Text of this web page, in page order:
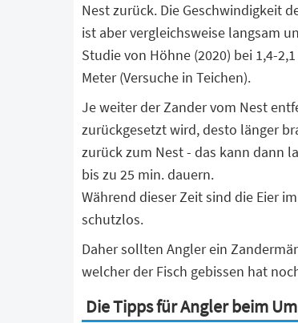
Nest zurück. Die Geschwindigkeit
ist aber vergleichsweise langsam
Studie von Höhne (2020) bei 1,4-
Meter (Versuche in Teichen).
Je weiter der Zander vom Nest
zurückgesetzt wird, desto länger
zurück zum Nest - das kann dann
bis zu 25 min. dauern.
Während dieser Zeit sind die Eier
schutzlos.
Daher sollten Angler ein
welcher der Fisch gebissen hat
Die Tipps für Angler beim